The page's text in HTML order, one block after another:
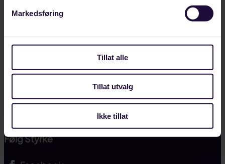
Markedsføring
Tillat alle
Tillat utvalg
Ikke tillat
Kurs og kompetanse
Landsmøtet 2025
Følg Styrke